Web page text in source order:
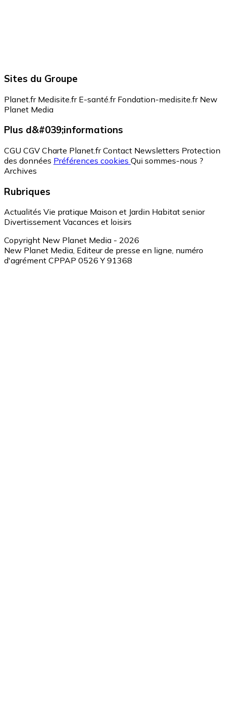
Sites du Groupe
Planet.fr Medisite.fr E-santé.fr Fondation-medisite.fr New
Planet Media
Plus d&#039;informations
CGU CGV Charte Planet.fr Contact Newsletters Protection
des données Préférences cookies Qui sommes-nous ?
Archives
Rubriques
Actualités Vie pratique Maison et Jardin Habitat senior
Divertissement Vacances et loisirs
Copyright New Planet Media - 2026
New Planet Media, Editeur de presse en ligne, numéro
d'agrément CPPAP 0526 Y 91368